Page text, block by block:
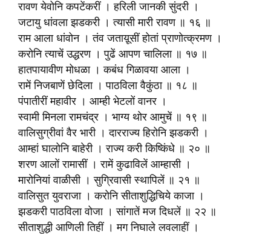
रावण येवोनि कपटेंकरीं । हरिली जानकी सुंदरी ।
जटायु धांवला झडकरी । त्यासी मारी रावण ॥ १६ ॥
राम आला धांवोन । तंव जताय़ूसीं होतां प्राणोत्क्रमण ।
करोनि त्याचें उद्धरण । पुढें आपण चालिला ॥ १७ ॥
हातपायावीण मोधळा । कबंध गिळावया आला ।
रामें निजबाणें छेदिला । पाठविला वैकुंठा ॥ १८ ॥
पंपातीरीं महावीर । आम्ही भेटलों वानर ।
स्वामी मिनला रामचंद्र । भाग्य थोर आमुचें ॥ १९ ॥
वालिसुग्रीवां वैर भारी । दारराज्य हिरोनि झडकरी ।
आम्हां घालोनि बाहेरी । राज्य करी किष्किंधे ॥ २० ॥
शरण आलों रामासीं । रामें कुढाविलें आम्हासी ।
मारोनियां वाळीसी । सुग्रिवासी स्थापिलें ॥ २१ ॥
वालिसुत युवराजा । करोनि सीताशुद्धिचिये काजा ।
झडकरी पाठविला वोजा । सांगातें मज दिधलें ॥ २२ ॥
सीताशुद्धी आणिली तिहीं । मग निघाले लवलाहीं ।